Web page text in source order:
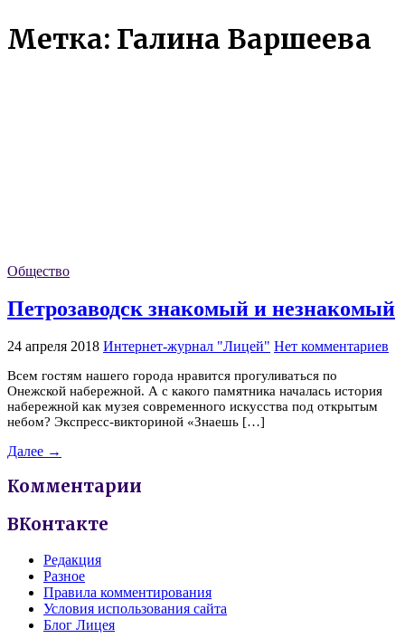
Метка: Галина Варшеева
Общество
Петрозаводск знакомый и незнакомый
24 апреля 2018 Интернет-журнал "Лицей" Нет комментариев
Всем гостям нашего города нравится прогуливаться по
Онежской набережной. А с какого памятника началась история
набережной как музея современного искусства под открытым
небом? Экспресс-викториной «Знаешь […]
Далее →
Комментарии
ВКонтакте
Редакция
Разное
Правила комментирования
Условия использования сайта
Блог Лицея